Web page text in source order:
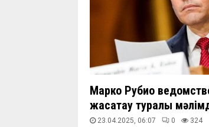
Марко Рубио
жасақтау туралы
23.04.2025, 06:07 0 324